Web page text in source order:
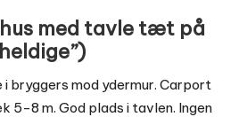
med tavle tæt på
i bryggers mod ydermur. Carport
5-8 m. God plads i tavlen. Ingen